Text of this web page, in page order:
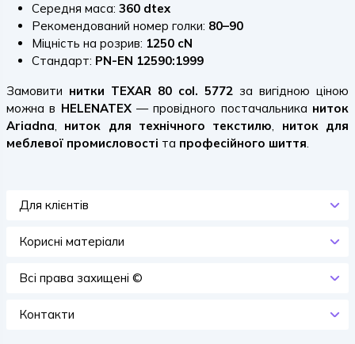
Середня маса: 360 dtex
Рекомендований номер голки: 80–90
Міцність на розрив: 1250 cN
Стандарт: PN-EN 12590:1999
Замовити нитки TEXAR 80 col. 5772 за вигідною ціною
можна в HELENATEX— провідного постачальника ниток
Ariadna, ниток для технічного текстилю, ниток для
меблевої промисловості та професійного шиття.
Для клієнтів
Корисні матеріали
Всi права захищенi ©
Контакти